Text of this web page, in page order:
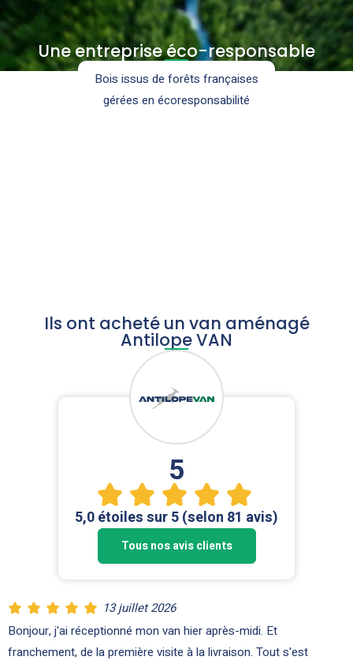
Une entreprise éco-responsable
Bois issus de forêts françaises
gérées en écoresponsabilité
Ils ont acheté un van aménagé
Antilope VAN
13 juillet 2026
Bonjour, j'ai réceptionné mon van hier après-midi. Et
franchement, de la première visite à la livraison. Tout s'est
5
5,0 étoiles sur 5 (selon 81 avis)
Tous nos avis clients